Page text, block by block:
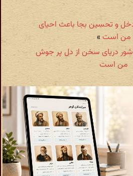
شمارهٔ ۱۵۰۷: دخل و تحسین بجا باعث احیای
من است»
شمارهٔ ۱۵۰۵: شور دریای سخن از دل پر جوش
من است